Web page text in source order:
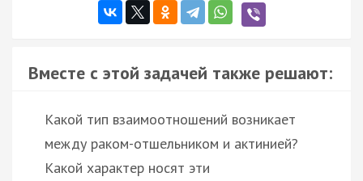
Вместе с этой задачей также решают:
Какой тип взаимоотношений возникает
между раком-отшельником и актинией?
Какой характер носят эти